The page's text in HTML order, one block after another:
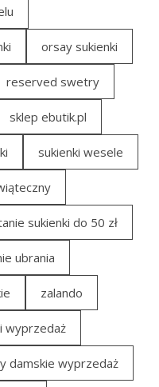
orsay sukienki
reserved swetry
sklep ebutik.pl
sukienki wesele
sukienki do 50 zł
ubrania
zalando
wyprzedaż
damskie wyprzedaż